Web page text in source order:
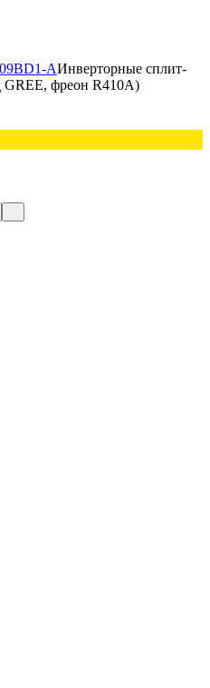
AИнверторные сплит-
GREE, фреон R410A)